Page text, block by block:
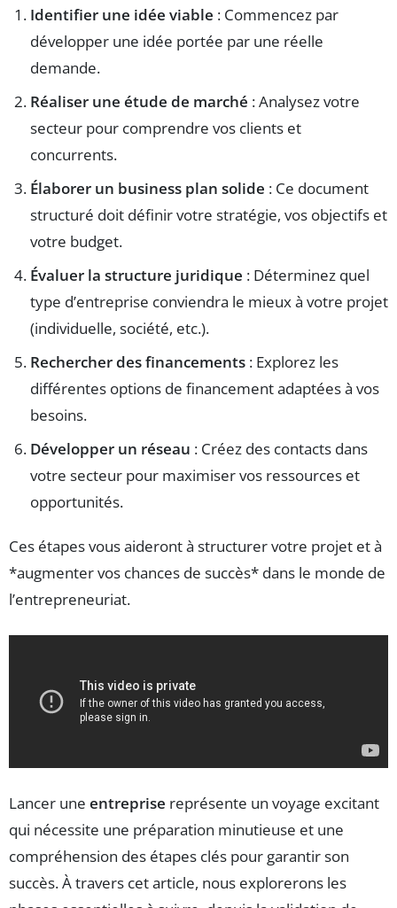
Identifier une idée viable : Commencez par
développer une idée portée par une réelle
demande.
Réaliser une étude de marché : Analysez votre
secteur pour comprendre vos clients et
concurrents.
Élaborer un business plan solide : Ce document
structuré doit définir votre stratégie, vos objectifs et
votre budget.
Évaluer la structure juridique : Déterminez quel
type d’entreprise conviendra le mieux à votre projet
(individuelle, société, etc.).
Rechercher des financements : Explorez les
différentes options de financement adaptées à vos
besoins.
Développer un réseau : Créez des contacts dans
votre secteur pour maximiser vos ressources et
opportunités.
Ces étapes vous aideront à structurer votre projet et à
*augmenter vos chances de succès* dans le monde de
l’entrepreneuriat.
Lancer une entreprise représente un voyage excitant
qui nécessite une préparation minutieuse et une
compréhension des étapes clés pour garantir son
succès. À travers cet article, nous explorerons les